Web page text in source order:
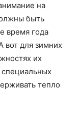
на
быть
время года
вот для зимних
их
тепло